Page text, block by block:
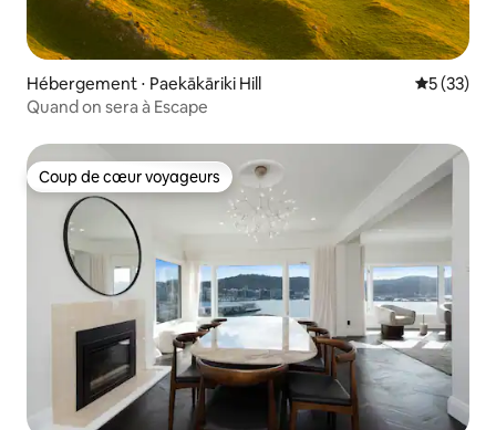
Hébergement ⋅ Paekākāriki Hill
5 (33)
Quand on sera à Escape
Coup de cœur voyageurs
Coup de cœur voyageurs